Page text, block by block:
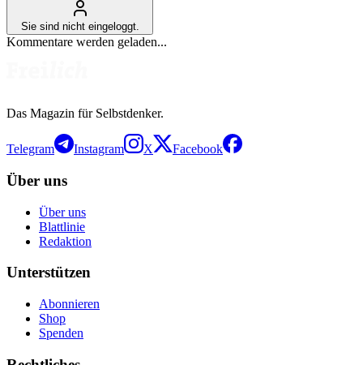
Sie sind nicht eingeloggt.
Kommentare werden geladen...
Das Magazin für Selbstdenker.
Telegram Instagram X Facebook
Über uns
Über uns
Blattlinie
Redaktion
Unterstützen
Abonnieren
Shop
Spenden